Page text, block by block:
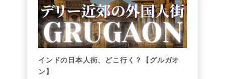
インドの日本人街、どこ行く？【グルガオ
ン】